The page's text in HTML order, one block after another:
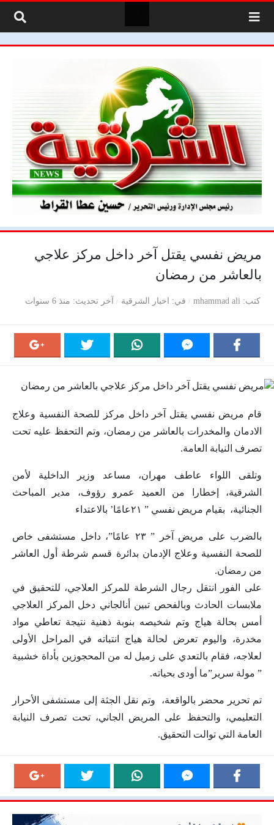
مريض نفسي يقتل آخر داخل مركز علاجي
بالعاشر من رمضان
كتب mhammad ali في اخبار الشرقية آخر تحديث منذ 6 سنوات
قام مريض نفسي يقتل آخر داخل مركز للصحة النفسية وعلاج
الادمان والمخدرات بالعاشر من رمضان، وتم التحفظ عليه تحت
تصرف النيابة العامة.
وتلقى اللواء عاطف مهران، مساعد وزير الداخلية لأمن
الشرقية، إخطارا من العميد عمرو رؤوف، مدير المباحث
الجنائية، بقيام مريض نفسي ” ٢١عامًا’ بالاعتداء
بالضرب على مريض آخر ” ٢٣ عامًا”، داخل مستشفى خاص
للصحة النفسية وعلاج الإدمان بدائرة قسم شرطة أول العاشر
من رمضان.
على الفور انتقل رجال الشرطة للمركز العلاجي، للتحقيق في
ملابسات الحادث وبالفحص تبين أنالجاني دخل المركز العلاجي
أمس بحالة هياج وتم شخيصه بنوبة ذهنية نتيجة تعاطي مواد
مخدرة، واليوم تعرض لحالة هياج انتباته في المراحل الأولى
لعلاجه، فقام بالتعدي على زميل له من المحجوزين بأداة خشبية
” مولة سرير”ما أودى بحياته.
تم تحرير محضر بالواقعة، وتم نقل الجثة إلى مستشفى الأحرار
التعليمي، والتحفظ على المريض الجاني، تحت تصرف النيابة
العامة التي توالت التحقيق.